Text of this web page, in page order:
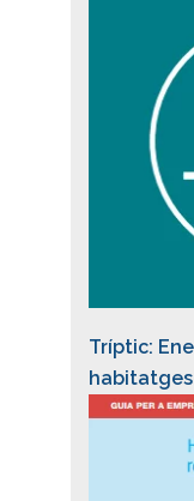
Tríptic:
habitatges